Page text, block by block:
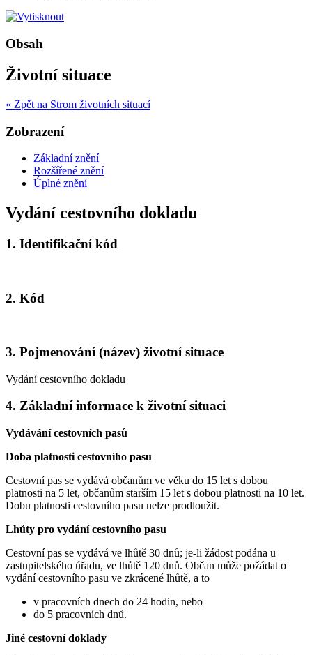
Obsah
Životní situace
« Zpět na Strom životních situací
Zobrazení
Základní znění
Rozšířené znění
Úplné znění
Vydání cestovního dokladu
1. Identifikační kód
2. Kód
3. Pojmenování (název) životní situace
Vydání cestovního dokladu
4. Základní informace k životní situaci
Vydávání cestovních pasů
Doba platnosti cestovního pasu
Cestovní pas se vydává občanům ve věku do 15 let s dobou
platnosti na 5 let, občanům starším 15 let s dobou platnosti na 10 let.
Dobu platnosti cestovního pasu nelze prodloužit.
Lhůty pro vydání cestovního pasu
Cestovní pas se vydává ve lhůtě 30 dnů; je-li žádost podána u
zastupitelského úřadu, ve lhůtě 120 dnů. Občan může požádat o
vydání cestovního pasu ve zkrácené lhůtě, a to
v pracovních dnech do 24 hodin, nebo
do 5 pracovních dnů.
Jiné cestovní doklady